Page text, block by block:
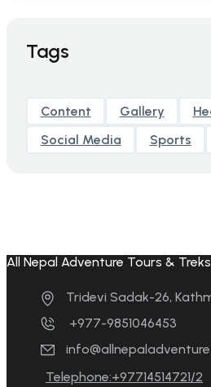
Tags
Content Gallery
Social Media
Sports
All Nepal Adventure Tours & Treks
Tridevi Sadak-26,
+977-9851046453
Telephone:+97714514721/2